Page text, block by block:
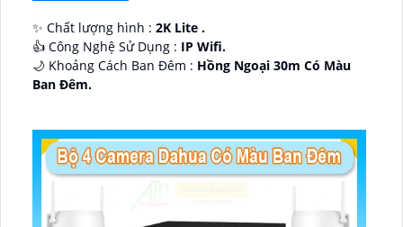
✨ Chất lượng hình : 2K Lite .
👍 Công Nghệ Sử Dụng : IP Wifi.
🌙 Khoảng Cách Ban Đêm : Hồng Ngoại 30m Có Màu
Ban Ðêm.